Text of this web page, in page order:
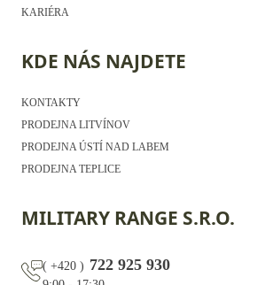
KARIÉRA
KDE NÁS NAJDETE
KONTAKTY
PRODEJNA LITVÍNOV
PRODEJNA ÚSTÍ NAD LABEM
PRODEJNA TEPLICE
MILITARY RANGE S.R.O.
( +420 ) 722 925 930